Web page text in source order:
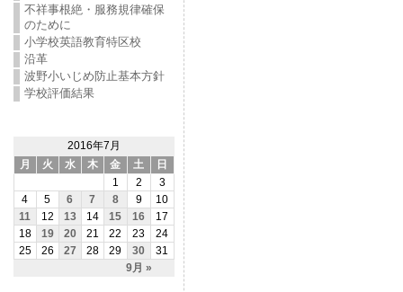
不祥事根絶・服務規律確保
のために
小学校英語教育特区校
沿革
波野小いじめ防止基本方針
学校評価結果
2016年7月
月
火 水 木 金 土 日
9月 »
1 2
3
4
5 6 7 8 9
10
11
12 13 14 15 16
17
18
19 20 21 22 23
24
25
26 27 28 29 30 31